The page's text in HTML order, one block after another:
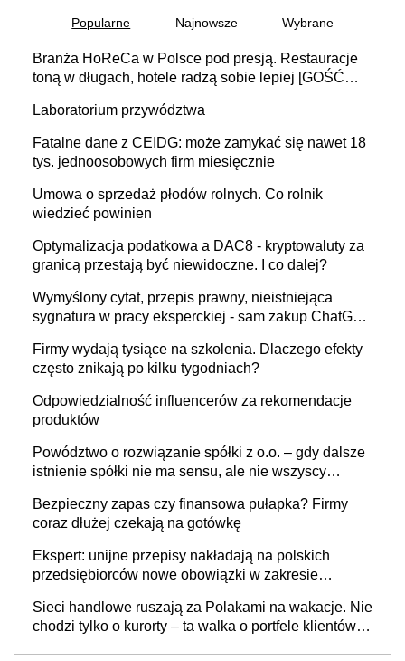
Popularne Najnowsze Wybrane
Branża HoReCa w Polsce pod presją. Restauracje
toną w długach, hotele radzą sobie lepiej [GOŚĆ
Laboratorium przywództwa
Fatalne dane z CEIDG: może zamykać się nawet 18
tys. jednoosobowych firm miesięcznie
Umowa o sprzedaż płodów rolnych. Co rolnik
wiedzieć powinien
Optymalizacja podatkowa a DAC8 - kryptowaluty za
granicą przestają być niewidoczne. I co dalej?
Wymyślony cytat, przepis prawny, nieistniejąca
sygnatura w pracy eksperckiej - sam zakup ChatGPT
Firmy wydają tysiące na szkolenia. Dlaczego efekty
często znikają po kilku tygodniach?
Odpowiedzialność influencerów za rekomendacje
produktów
Powództwo o rozwiązanie spółki z o.o. – gdy dalsze
istnienie spółki nie ma sensu, ale nie wszyscy
Bezpieczny zapas czy finansowa pułapka? Firmy
coraz dłużej czekają na gotówkę
Ekspert: unijne przepisy nakładają na polskich
przedsiębiorców nowe obowiązki w zakresie
Sieci handlowe ruszają za Polakami na wakacje. Nie
chodzi tylko o kurorty – ta walka o portfele klientów